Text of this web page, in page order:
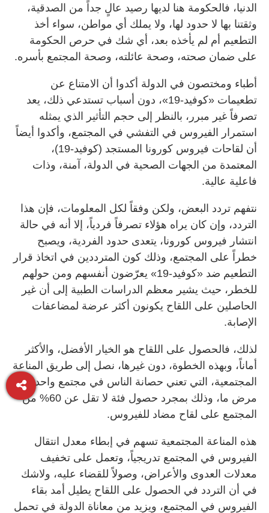
الدنيا، فالحكومة هنا لديها رصيد عالٍ جداً من الصدقية،
وثقتنا بها لا حدود لها، ولا يملك أي مواطن، سواء أخذ
التطعيم أم لم يأخذه بعد، أي شك في حرص الحكومة
على ضمان صحته، وصحة عائلته، وصحة المجتمع بأسره.
أطباء ومختصون في الدولة أكدوا أن الامتناع عن
تطعيمات «كوفيد-19»، دون أسباب تستدعي ذلك، يعد
تصرفاً غير مبرر، بالنظر إلى حجم التأثير الذي يمثله
استمرار الفيروس في التفشي في المجتمع، وأكدوا أيضاً
أن لقاحات فيروس كورونا المستجد (كوفيد-19)،
المعتمدة من الجهات الصحية في الدولة، آمنة، وذات
فاعلية عالية.
نتفهم تردد البعض، ولكن وفقاً لكل المعلومات، فإن هذا
التردد، وإن كان يراه هؤلاء تصرفاً فردياً، إلا أنه في حالة
انتشار فيروس كورونا، يتعدى حدود الفردية، ويصبح
خطراً على المجتمع، وذلك كون المترددين في اتخاذ قرار
التطعيم ضد «كوفيد-19» يعرّضون أنفسهم ومن حولهم
للخطر، حيث يشير معظم الدراسات الطبية إلى أن غير
الحاصلين على اللقاح يكونون أكثر عرضة لمضاعفات
الإصابة.
لذلك، فالحصول على اللقاح هو الخيار الأفضل، والأكثر
أماناً، وبهذه الخطوة، دون غيرها، نصل إلى طريق المناعة
المجتمعية، التي تعني حصانة الناس في مجتمع واحد ضد
مرض ما، وذلك بمجرد حصول فئة لا تقل عن 60% من
المجتمع على لقاح مضاد للفيروس.
هذه المناعة المجتمعية تسهم في إبطاء معدل انتقال
الفيروس في المجتمع تدريجياً، وتعمل على تخفيف
معدلات العدوى والأعراض، وصولاً للقضاء عليه، ولاشك
في أن التردد في الحصول على اللقاح يطيل أمد بقاء
الفيروس في المجتمع، ويزيد من معاناة الدولة في تحمل